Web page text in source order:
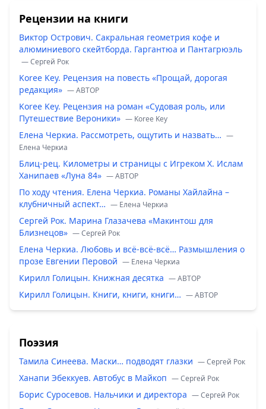
Рецензии на книги
Виктор Острович. Сакральная геометрия кофе и
алюминиевого скейтборда. Гаргантюа и Пантагрюэль
— Сергей Рок
Koree Key. Рецензия на повесть «Прощай, дорогая
редакция» — ABTOP
Koree Key. Рецензия на роман «Судовая роль, или
Путешествие Вероники» — Koree Key
Елена Черкиа. Рассмотреть, ощутить и назвать… —
Елена Черкиа
Блиц-рец. Километры и страницы с Игреком Х. Ислам
Ханипаев «Луна 84» — ABTOP
По ходу чтения. Елена Черкиа. Романы Хайлайна –
клубничный аспект… — Елена Черкиа
Сергей Рок. Марина Глазачева «Макинтош для
Близнецов» — Сергей Рок
Елена Черкиа. Любовь и всё-всё-всё… Размышления о
прозе Евгении Перовой — Елена Черкиа
Кирилл Голицын. Книжная десятка — ABTOP
Кирилл Голицын. Книги, книги, книги… — ABTOP
Поэзия
Тамила Синеева. Маски… подводят глазки — Сергей Рок
Ханапи Эбеккуев. Автобус в Майкоп — Сергей Рок
Борис Суросевов. Нальчики и директора — Сергей Рок